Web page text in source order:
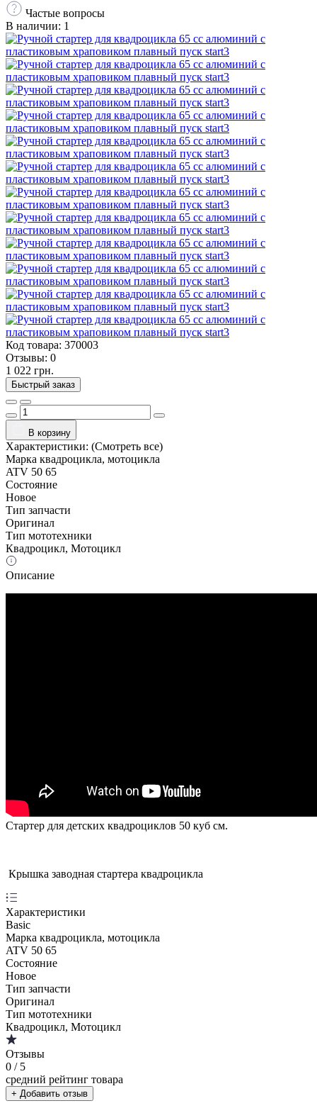
Частые вопросы
В наличии: 1
Код товара: 370003
Отзывы: 0
1 022 грн.
Быстрый заказ
В корзину
Характеристики: (Смотреть все)
Марка квадроцикла, мотоцикла
ATV 50 65
Состояние
Новое
Тип запчасти
Оригинал
Тип мототехники
Квадроцикл, Мотоцикл
Описание
Стартер для детских квадроциклов 50 куб см.
Крышка заводная стартера квадроцикла
Характеристики
Basic
Марка квадроцикла, мотоцикла
ATV 50 65
Состояние
Новое
Тип запчасти
Оригинал
Тип мототехники
Квадроцикл, Мотоцикл
Отзывы
0 / 5
средний рейтинг товара
+ Добавить отзыв